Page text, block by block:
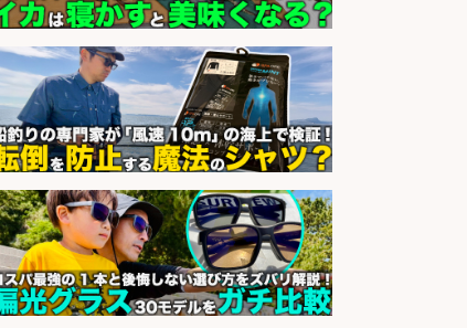
ら車5分/お魚のカットや商品の陳列
業務/残業少なめ×車通勤OK×時間選
べる/鹿児島県/志布志市
会社名 株式会社ホットスタッフ鹿児島
sponsored by 求人ボックス
日払いOKで即日収入/製造スタッフ/
「堺市堺区」「時給1,600円」入社
祝金10万円/自転車部品や釣り具の
組立/堺市堺区の工場/未経験歓迎
パーソルファクトリーパートナ